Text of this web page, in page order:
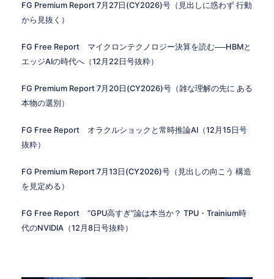
FG Premium Report 7月27日(CY2026)号（見出しに惑わず 行動
から見抜く）
FG Free Report マイクロンテクノロジー決算を読む──HBMと
エッジAIの時代へ（12月22日号抜粋）
FG Premium Report 7月20日(CY2026)号（雑な理解の先に ある
本物の選別）
FG Free Report オラクルショックと常時推論AI（12月15日号
抜粋）
FG Premium Report 7月13日(CY2026)号（見出しの向こう 構造
を見定める）
FG Free Report ”GPU高すぎ”論は本当か？ TPU・Trainium時
代のNVIDIA（12月8日号抜粋）